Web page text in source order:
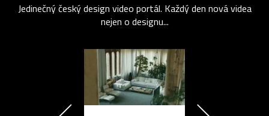
Jedinečný český design video portál. Každý den nová videa
nejen o designu...